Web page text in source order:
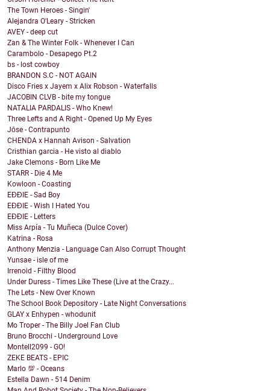
The Town Heroes - Singin'
Alejandra O'Leary - Stricken
AVEY - deep cut
Zan & The Winter Folk - Whenever I Can
Carambolo - Desapego Pt.2
bs - lost cowboy
BRANDON S.C - NOT AGAIN
Disco Fries x Jayem x Alix Robson - Waterfalls
JACOBIN CLVB - bite my tongue
NATALIA PARDALIS - Who Knew!
Three Lefts and A Right - Opened Up My Eyes
Jōse - Contrapunto
CHENDA x Hannah Avison - Salvation
Cristhian garcia - He visto al diablo
Jake Clemons - Born Like Me
STARR - Die 4 Me
Kowloon - Coasting
EĐĐIE - Sad Boy
EĐĐIE - Wish I Hated You
EĐĐIE - Letters
Miss Arpía - Tu Muñeca (Dulce Cover)
Katrina - Rosa
Anthony Menzia - Language Can Also Corrupt Thought
Yunsae - isle of me
Irrenoid - Filthy Blood
Under Duress - Times Like These (Live at the Crazy...
The Lets - New Over Known
The School Book Depository - Late Night Conversations
GLAY x Enhypen - whodunit
Mo Troper - The Billy Joel Fan Club
Bruno Brocchi - Underground Love
Montell2099 - GO!
ZEKE BEATS - EPIC
Marlo 💯 - Oceans
Estella Dawn - 514 Denim